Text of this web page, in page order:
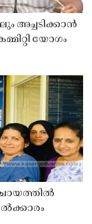
അച്ചടിക്കാൻ
യോഗം